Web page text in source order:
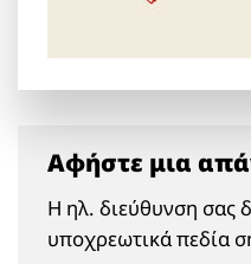
Αφήστε μια
Η ηλ. διεύθυνση σας
υποχρεωτικά πεδία